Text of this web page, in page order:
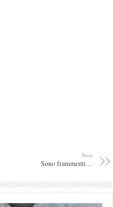
Next
Sono frammenti…